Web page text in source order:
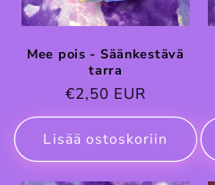
Mee pois - Säänkestävä
tarra
Normaalihinta
€2,50 EUR
Lisää ostoskoriin